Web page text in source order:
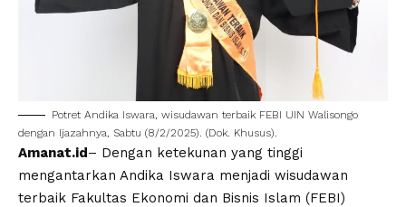
Potret Andika Iswara, wisudawan terbaik FEBI UIN Walisongo
dengan Ijazahnya, Sabtu (8/2/2025). (Dok. Khusus).
Amanat.id– Dengan ketekunan yang tinggi
mengantarkan Andika Iswara menjadi wisudawan
terbaik Fakultas Ekonomi dan Bisnis Islam (FEBI)